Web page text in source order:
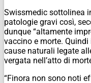
Swissmedic sottolinea
patologie gravi così,
dunque “altamente
vaccino e morte.
cause naturali legate
vergata nell’atto di
“Finora non sono noti